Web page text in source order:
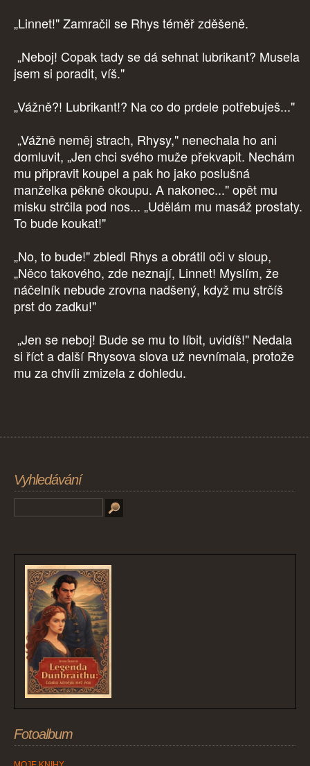
„Linnet!" Zamračil se Rhys téměř zděšeně.
„Neboj! Copak tady se dá sehnat lubrikant? Musela
jsem si poradit, víš."
„Vážně?! Lubrikant!? Na co do prdele potřebuješ..."
„Vážně neměj strach, Rhysy," nenechala ho ani
domluvit, „Jen chci svého muže překvapit. Nechám
mu připravit koupel a pak ho jako poslušná
manželka pěkně okoupu. A nakonec..." opět mu
misku strčila pod nos... „Udělám mu masáž prostaty.
To bude koukat!"
„No, to bude!" zbledl Rhys a obrátil oči v sloup,
„Něco takového, zde neznají, Linnet! Myslím, že
náčelník nebude zrovna nadšený, když mu strčíš
prst do zadku!"
„Jen se neboj! Bude se mu to líbit, uvidíš!" Nedala
si říct a další Rhysova slova už nevnímala, protože
mu za chvíli zmizela z dohledu.
Vyhledávání
Fotoalbum